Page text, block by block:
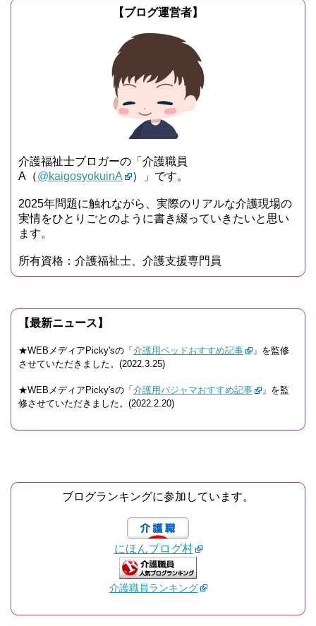
【ブログ運営者】
介護福祉士ブロガーの「介護職員
A（@kaigosyokuinA ）」です。
2025年問題に触れながら、実際のリアルな介護現場の
実情をひとりごとのように書き綴っていきたいと思い
ます。
所有資格：介護福祉士、介護支援専門員
【最新ニュース】
★WEBメディアPicky'sの「 介護用ベッドおすすめ記事
」を監修
させていただきました。(2022.3.25)
★WEBメディアPicky'sの「 介護用パジャマおすすめ記事
」を監
修させていただきました。(2022.2.20)
ブログランキングに参加しています。
にほんブログ村
介護職員ランキング